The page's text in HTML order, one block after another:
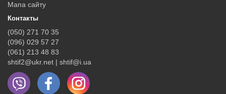
Мапа сайту
Контакты
(050) 271 70 35
(096) 029 57 27
(061) 213 48 83
shtif2@ukr.net | shtif@i.ua